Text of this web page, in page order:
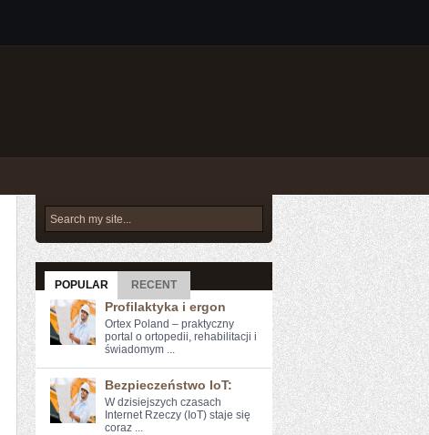
POPULAR RECENT
Profilaktyka i ergon
Ortex Poland – praktyczny
portal o ortopedii, rehabilitacji i
świadomym ...
Bezpieczeństwo IoT:
W dzisiejszych ​czasach
Internet Rzeczy (IoT) ⁤staje się
⁤coraz ...